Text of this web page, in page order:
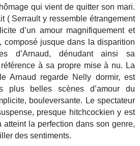
qui vient de quitter son mari.
( Serrault y ressemble étrangement
d’un amour magnifiquement et
composé jusque dans la disparition
d’Arnaud, dénudant ainsi sa
à sa propre mise à nu. La
Arnaud regarde Nelly dormir, est
plus belles scènes d’amour du
bouleversante. Le spectateur
presque hitchcockien y est
atteint la perfection dans son genre,
des sentiments.